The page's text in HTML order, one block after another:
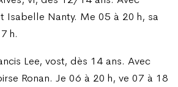
Isabelle Nanty. Me 05 à 20 h, sa
h.
Lee, vost, dès 14 ans. Avec
Ronan. Je 06 à 20 h, ve 07 à 18